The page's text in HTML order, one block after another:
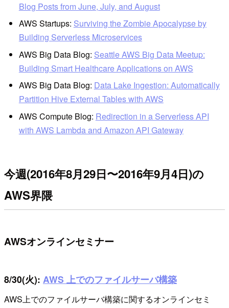
Blog Posts from June, July, and August
AWS Startups: Surviving the Zombie Apocalypse by
Building Serverless Microservices
AWS Big Data Blog: Seattle AWS Big Data Meetup:
Building Smart Healthcare Applications on AWS
AWS Big Data Blog: Data Lake Ingestion: Automatically
Partition Hive External Tables with AWS
AWS Compute Blog: Redirection in a Serverless API
with AWS Lambda and Amazon API Gateway
今週(2016年8月29日〜2016年9月4日)の
AWS界隈
AWSオンラインセミナー
8/30(火): AWS 上でのファイルサーバ構築
AWS上でのファイルサーバ構築に関するオンラインセミ